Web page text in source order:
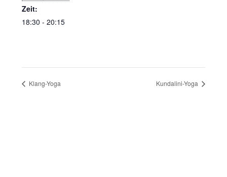
Zeit:
18:30 - 20:15
Klang-Yoga Kundalini-Yoga